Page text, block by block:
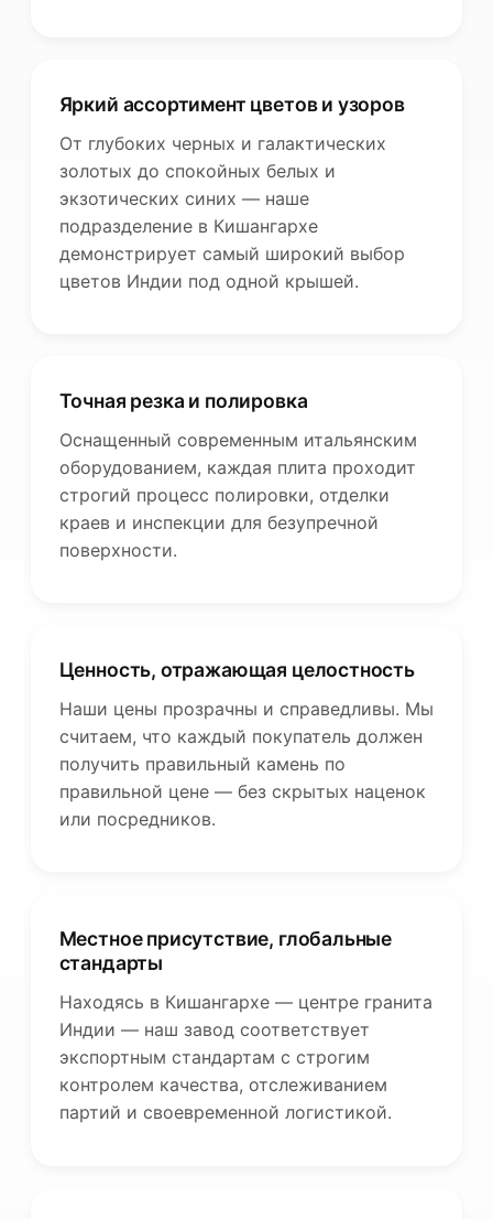
Яркий ассортимент цветов и узоров
От глубоких черных и галактических
золотых до спокойных белых и
экзотических синих — наше
подразделение в Кишангархе
демонстрирует самый широкий выбор
цветов Индии под одной крышей.
Точная резка и полировка
Оснащенный современным итальянским
оборудованием, каждая плита проходит
строгий процесс полировки, отделки
краев и инспекции для безупречной
поверхности.
Ценность, отражающая целостность
Наши цены прозрачны и справедливы. Мы
считаем, что каждый покупатель должен
получить правильный камень по
правильной цене — без скрытых наценок
или посредников.
Местное присутствие, глобальные
стандарты
Находясь в Кишангархе — центре гранита
Индии — наш завод соответствует
экспортным стандартам с строгим
контролем качества, отслеживанием
партий и своевременной логистикой.